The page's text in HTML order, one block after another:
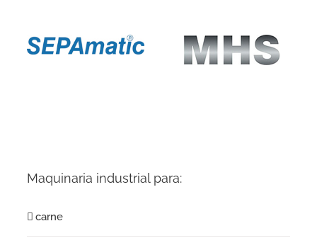
Maquinaria industrial para:
carne